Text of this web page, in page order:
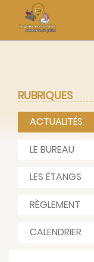
RUBRIQUES
ACTUALITÉS
LE BUREAU
LES ÉTANGS
RÈGLEMENT
CALENDRIER